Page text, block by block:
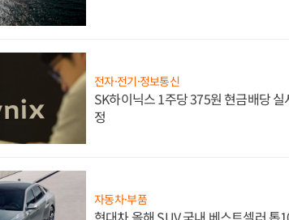
전자·전기·정보통신
SK하이닉스 1주당 375원 현금배당
정
자동차·부품